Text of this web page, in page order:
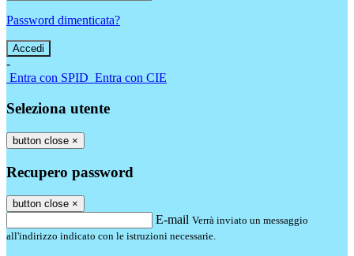
Password dimenticata?
-
Entra con SPID Entra con CIE
Seleziona utente
button close ×
Recupero password
button close ×
E-mail Verrà inviato un messaggio
all'indirizzo indicato con le istruzioni necessarie.